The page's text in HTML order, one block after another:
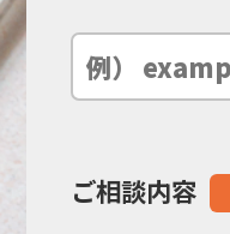
空
ま
ご相談内容